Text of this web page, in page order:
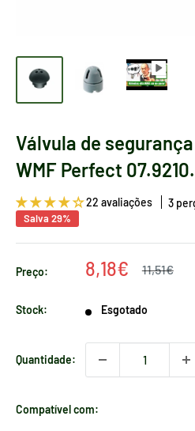
Válvula de
WMF Perfect
22 avaliações 3
Salva 29%
Preço:
Preço
venda
8,18€
Preço
11,51€
Stock: Esgotado
Quantidade:
Compatível com: